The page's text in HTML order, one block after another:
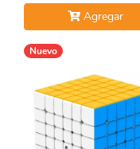
Agregar
Nuevo